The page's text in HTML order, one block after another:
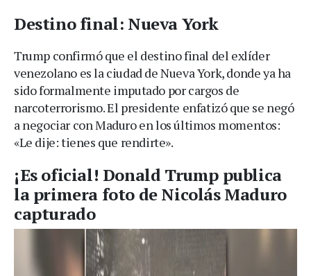
Destino final: Nueva York
Trump confirmó que el destino final del exlíder
venezolano es la ciudad de Nueva York, donde ya ha
sido formalmente imputado por cargos de
narcoterrorismo. El presidente enfatizó que se negó
a negociar con Maduro en los últimos momentos:
«Le dije: tienes que rendirte».
¡Es oficial! Donald Trump publica
la primera foto de Nicolás Maduro
capturado